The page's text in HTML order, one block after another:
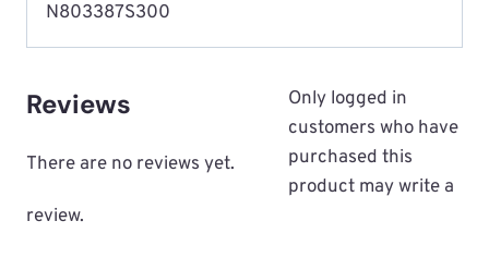
N803387S300
Reviews
There are no reviews yet.
Only logged in
customers who have
purchased this
product may write a
review.